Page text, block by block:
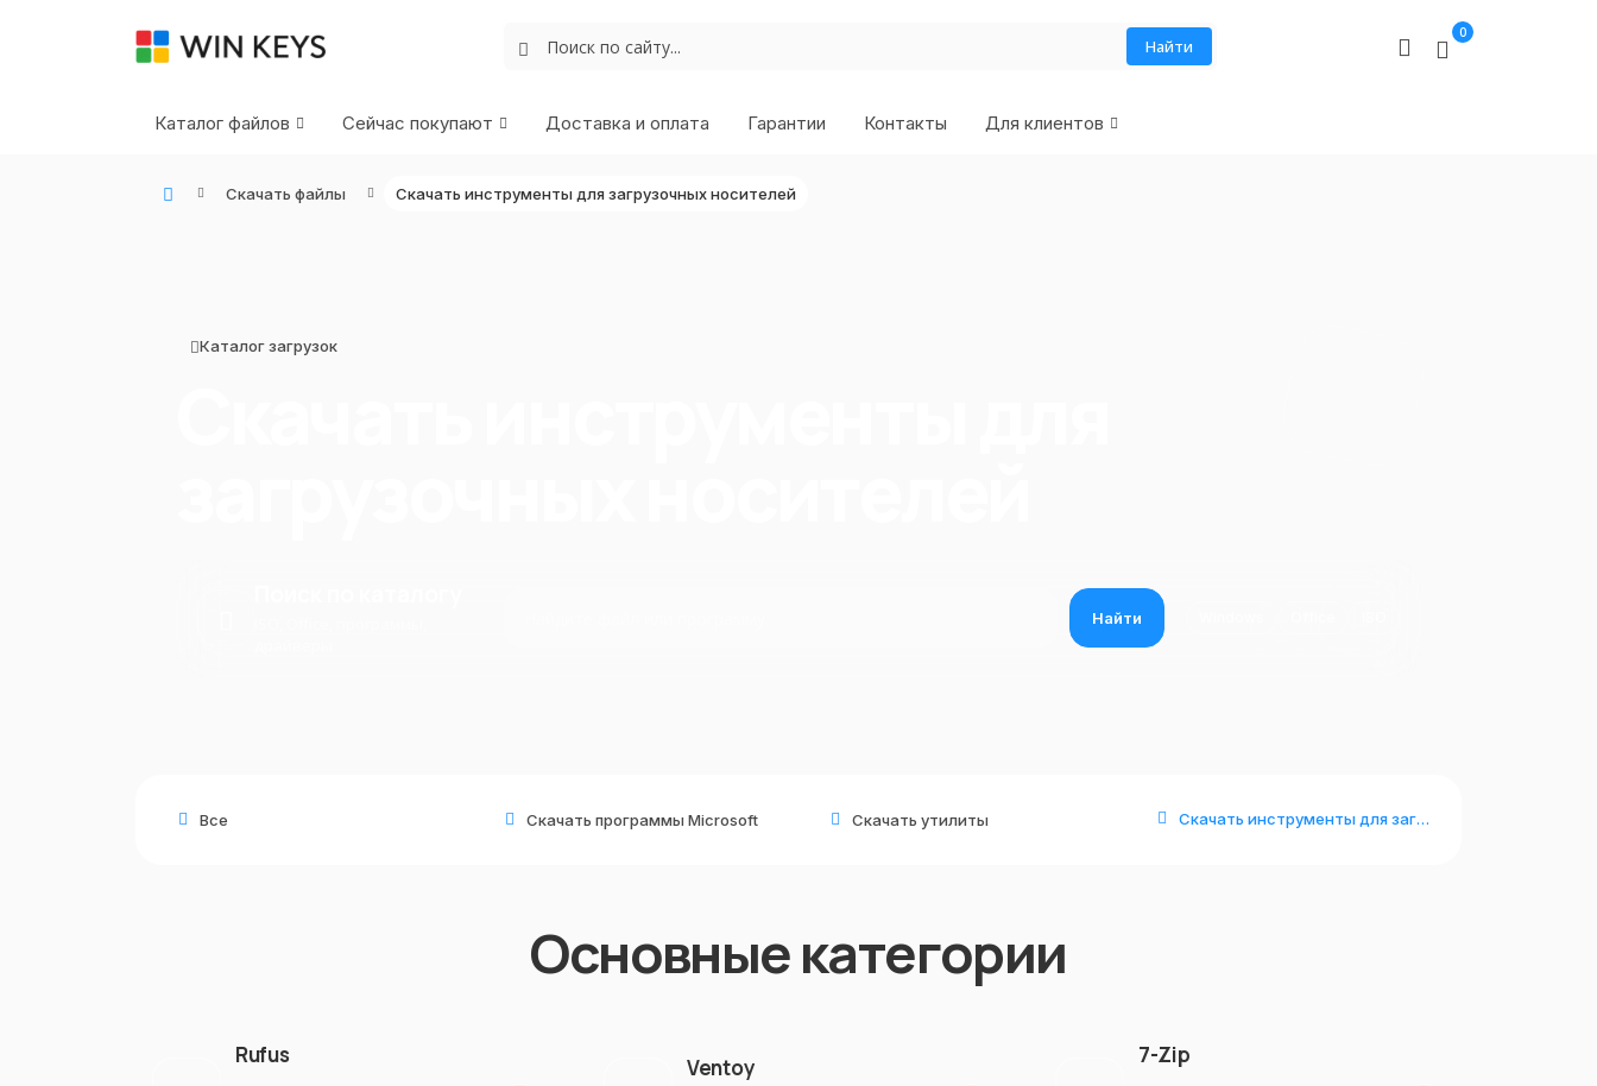
Найти
0
Каталог файлов Сейчас покупают Доставка и оплата Гарантии Контакты Для клиентов
Скачать файлы Скачать инструменты для загрузочных носителей
Каталог загрузок
Найти
Все Скачать программы Microsoft Скачать утилиты Скачать инструменты для загрузочных носителей
Основные категории
Rufus Ventoy 7-Zip